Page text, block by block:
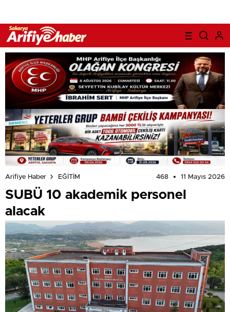
Arifiye Haber EĞİTİM 468 11 Mayıs 2026
SUBÜ 10 akademik personel
alacak